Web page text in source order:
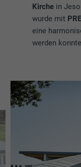
Kirche in
wurde mit
eine
werden